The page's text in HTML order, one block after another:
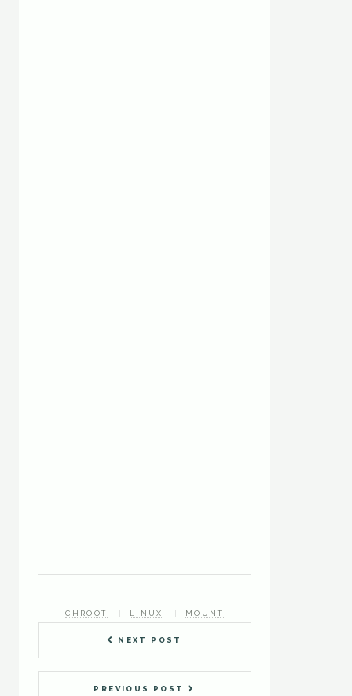
NEXT POST
PREVIOUS POST
CHROOT LINUX MOUNT